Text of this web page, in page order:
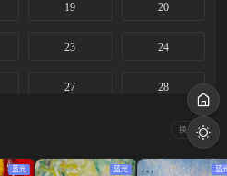
19 20
23 24
27 28
35 36
换一换
蓝光 蓝光 蓝